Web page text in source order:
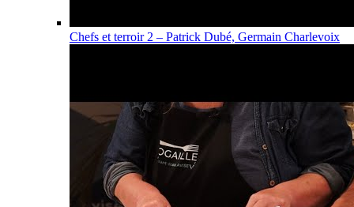
Chefs et terroir 2 – Patrick Dubé, Germain Charlevoix